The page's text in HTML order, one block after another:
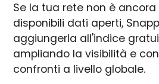
Se la tua rete non è
disponibili dati aperti,
aggiungerla all'indice
ampliando la visibilità e
confronti a livello globale.